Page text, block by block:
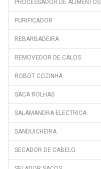
PROCESSADOR DE ALIMENTOS
PURIFICADOR
REBARBADEIRA
REMOVEDOR DE CALOS
ROBOT COZINHA
SACA ROLHAS
SALAMANDRA ELECTRICA
SANDUICHEIRA
SECADOR DE CABELO